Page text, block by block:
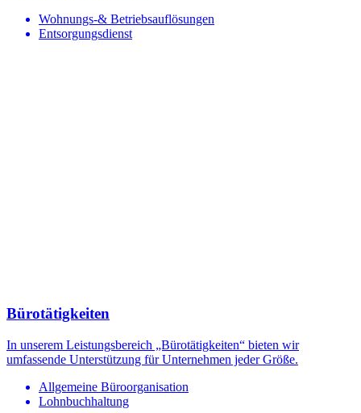
Wohnungs-& Betriebsauflösungen
Entsorgungsdienst
Bürotätigkeiten
In unserem Leistungsbereich „Bürotätigkeiten“ bieten wir
umfassende Unterstützung für Unternehmen jeder Größe.
Allgemeine Büroorganisation
Lohnbuchhaltung